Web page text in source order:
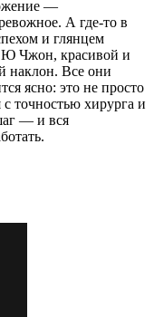
—
А где-то в
и глянцем
Ю Чжон, красивой и
наклон. Все они
ясно: это не просто
точностью хирурга и
— и вся